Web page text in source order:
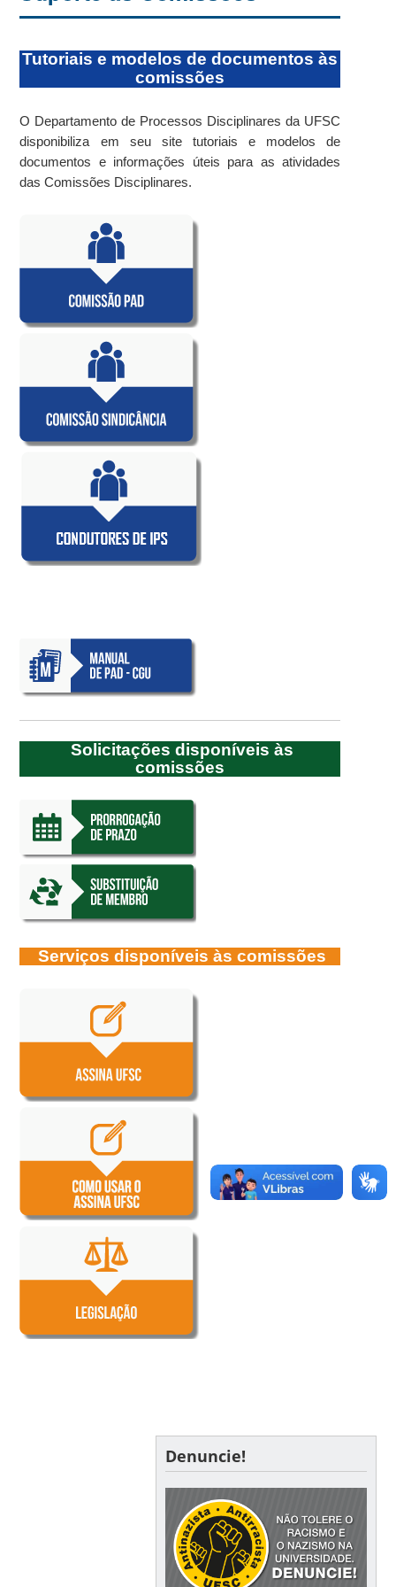
Tutoriais e modelos de documentos às
comissões
O Departamento de Processos Disciplinares da UFSC
disponibiliza em seu site tutoriais e modelos de
documentos e informações úteis para as atividades
das Comissões Disciplinares.
Solicitações disponíveis às
comissões
Serviços disponíveis às comissões
Denuncie!